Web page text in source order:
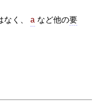
なく、 a など他の要